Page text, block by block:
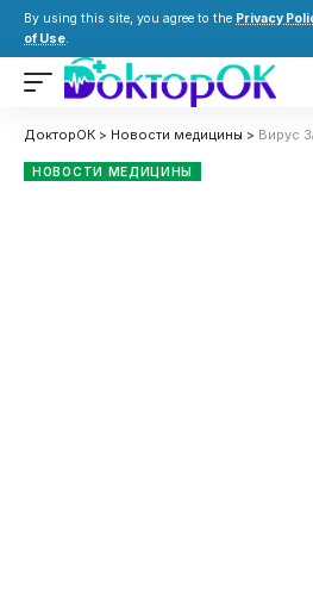
By using this site, you agree to the Privacy
of Use.
ДокторОК > Новости медицины > Вирус Западного
НОВОСТИ МЕДИЦИНЫ